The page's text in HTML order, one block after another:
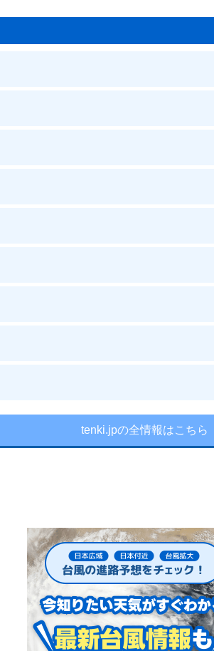
tenki.jpの全情報はこちら